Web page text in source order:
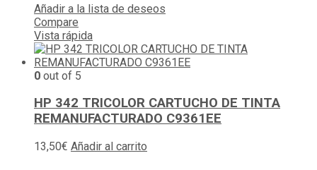
Añadir a la lista de deseos
Compare
Vista rápida
0 out of 5
HP 342 TRICOLOR CARTUCHO DE TINTA
REMANUFACTURADO C9361EE
13,50€ Añadir al carrito